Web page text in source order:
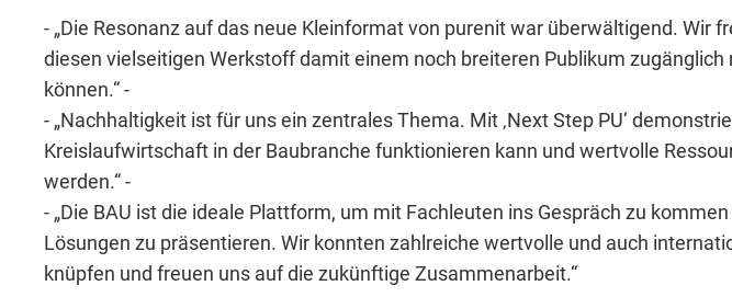
- „Die Resonanz auf das neue Kleinformat von purenit war überwältigend. Wir
diesen vielseitigen Werkstoff damit einem noch breiteren Publikum zugänglich
können.“ -
- „Nachhaltigkeit ist für uns ein zentrales Thema. Mit ‚Next Step PU‘
Kreislaufwirtschaft in der Baubranche funktionieren kann und wertvolle
werden.“ -
- „Die BAU ist die ideale Plattform, um mit Fachleuten ins Gespräch zu
Lösungen zu präsentieren. Wir konnten zahlreiche wertvolle und auch
knüpfen und freuen uns auf die zukünftige Zusammenarbeit.“
Marketing und Statistik
Marketing und Statistik Cookies werden verwendet, um anonymes
eventuelle Drittanbieter weitergeleitet.
Cookie Informationen anzeigen